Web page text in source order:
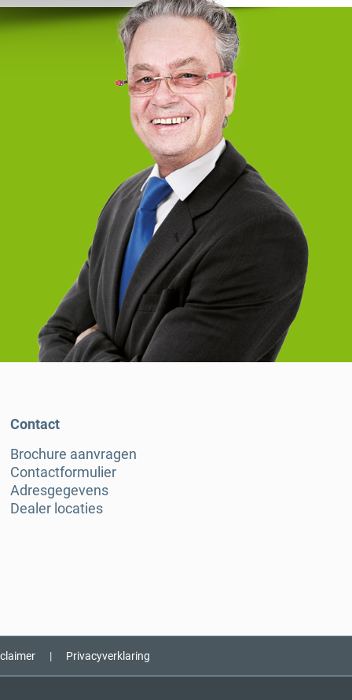
Contact
Brochure aanvragen
Contactformulier
Adresgegevens
Dealer locaties
| Privacyverklaring